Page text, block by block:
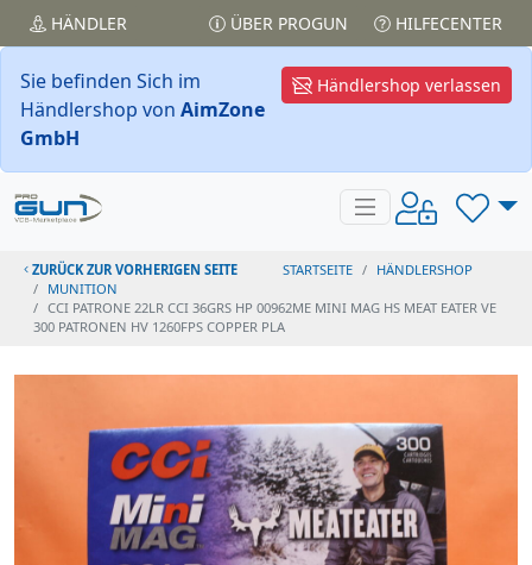
HÄNDLER ÜBER PROGUN HILFECENTER
Händlershop verlassen
Sie befinden Sich im
Händlershop von AimZone
GmbH
ZURÜCK ZUR VORHERIGEN SEITE STARTSEITE
HÄNDLERSHOP
MUNITION
CCI PATRONE 22LR CCI 36GRS HP 00962ME MINI MAG HS MEAT EATER VE
300 PATRONEN HV 1260FPS COPPER PLA